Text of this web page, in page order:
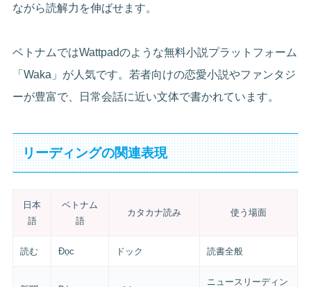
ながら読解力を伸ばせます。
ベトナムではWattpadのような無料小説プラットフォーム
「Waka」が人気です。若者向けの恋愛小説やファンタジ
ーが豊富で、日常会話に近い文体で書かれています。
リーディングの関連表現
日本
語
ベトナム
語
カタカナ読み 使う場面
読む Đọc ドック 読書全般
ニュースリーディン